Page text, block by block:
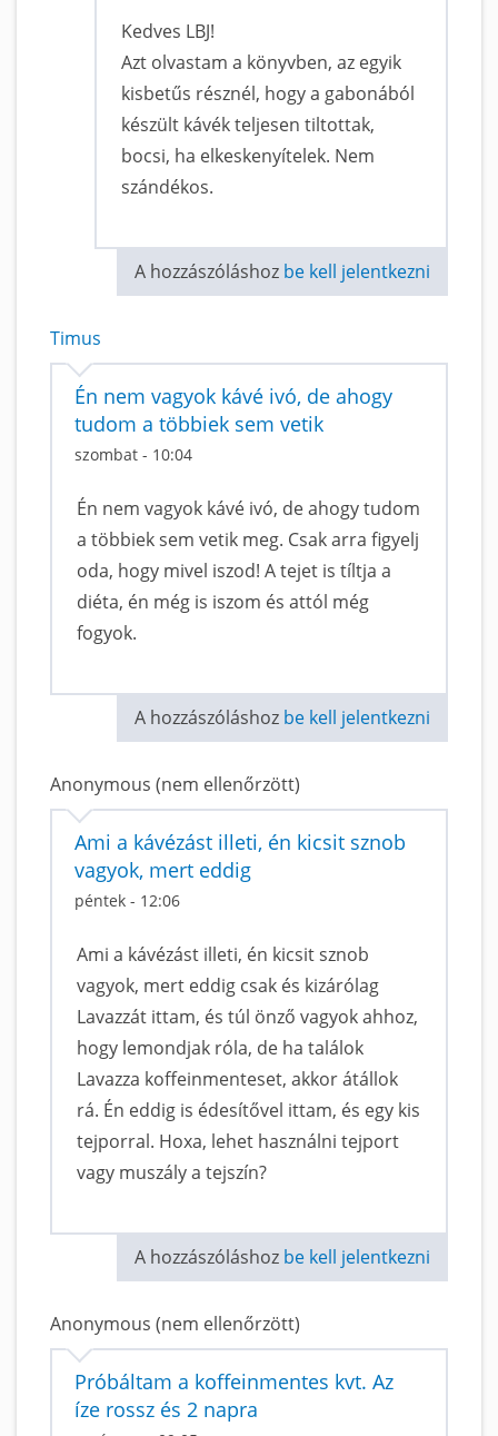
Kedves LBJ!
Azt olvastam a könyvben, az egyik
kisbetűs résznél, hogy a gabonából
készült kávék teljesen tiltottak,
bocsi, ha elkeskenyítelek. Nem
szándékos.
A hozzászóláshoz be kell jelentkezni
Timus
Én nem vagyok kávé ivó, de ahogy
tudom a többiek sem vetik
szombat - 10:04
Én nem vagyok kávé ivó, de ahogy tudom
a többiek sem vetik meg. Csak arra figyelj
oda, hogy mivel iszod! A tejet is tíltja a
diéta, én még is iszom és attól még
fogyok.
A hozzászóláshoz be kell jelentkezni
Anonymous (nem ellenőrzött)
Ami a kávézást illeti, én kicsit sznob
vagyok, mert eddig
péntek - 12:06
Ami a kávézást illeti, én kicsit sznob
vagyok, mert eddig csak és kizárólag
Lavazzát ittam, és túl önző vagyok ahhoz,
hogy lemondjak róla, de ha találok
Lavazza koffeinmenteset, akkor átállok
rá. Én eddig is édesítővel ittam, és egy kis
tejporral. Hoxa, lehet használni tejport
vagy muszály a tejszín?
A hozzászóláshoz be kell jelentkezni
Anonymous (nem ellenőrzött)
Próbáltam a koffeinmentes kvt. Az
íze rossz és 2 napra